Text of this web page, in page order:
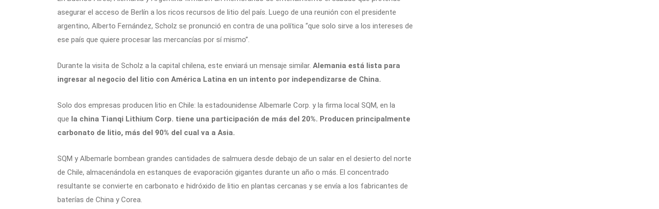
asegurar el acceso de Berlín a los ricos recursos de litio del país. Luego de una reunión con el presidente
argentino, Alberto Fernández, Scholz se pronunció en contra de una política “que solo sirve a los intereses de
ese país que quiere procesar las mercancías por sí mismo”.
Durante la visita de Scholz a la capital chilena, este enviará un mensaje similar. Alemania está lista para
ingresar al negocio del litio con América Latina en un intento por independizarse de China.
Solo dos empresas producen litio en Chile: la estadounidense Albemarle Corp. y la firma local SQM, en la
que la china Tianqi Lithium Corp. tiene una participación de más del 20%. Producen principalmente
carbonato de litio, más del 90% del cual va a Asia.
SQM y Albemarle bombean grandes cantidades de salmuera desde debajo de un salar en el desierto del norte
de Chile, almacenándola en estanques de evaporación gigantes durante un año o más. El concentrado
resultante se convierte en carbonato e hidróxido de litio en plantas cercanas y se envía a los fabricantes de
baterías de China y Corea.